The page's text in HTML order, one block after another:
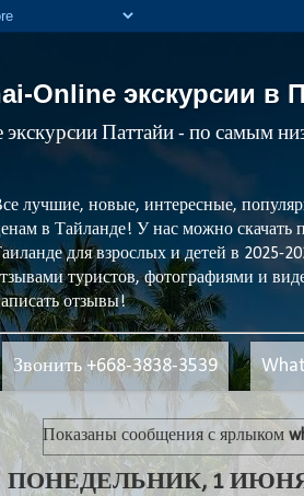
Online экскурсии в
экскурсии Паттайи - по самым
лучшие, новые, интересные,
в Тайланде! У нас можно скачать
для взрослых и детей в 2025-
туристов, фотографиями и
отзывы!
Звонить +668-3838-3539
Показаны сообщения с ярлыком
ПОНЕДЕЛЬНИК, 1 ИЮНЯ